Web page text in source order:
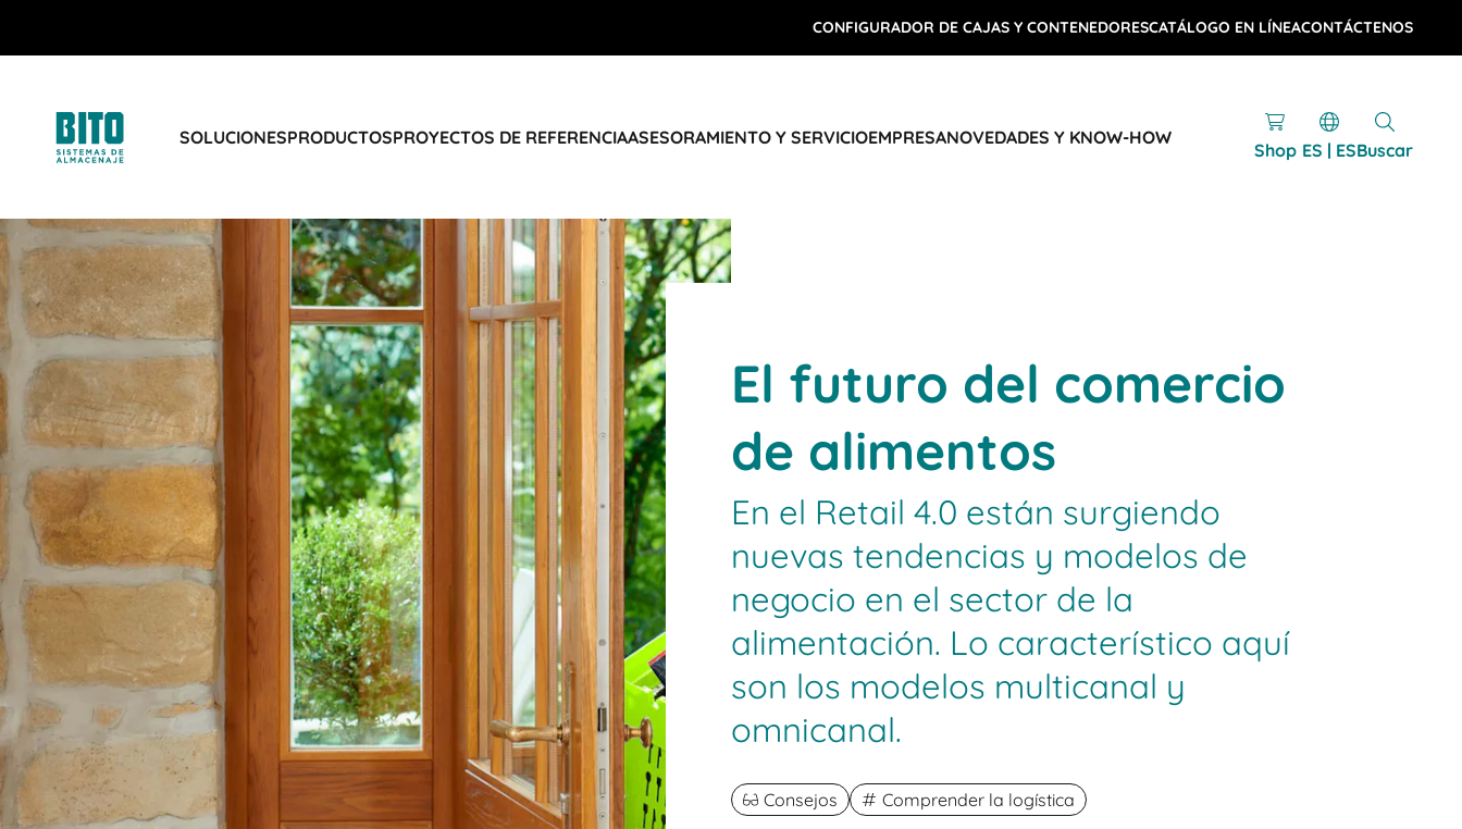
CONFIGURADOR DE CAJAS Y CONTENEDORESCATÁLOGO EN LÍNEACONTÁCTENOS
SOLUCIONESPRODUCTOSPROYECTOS DE REFERENCIAASESORAMIENTO Y SERVICIOEMPRESANOVEDADES Y KNOW-HOW
Shop ES | ESBuscar
El futuro del comercio
de alimentos
En el Retail 4.0 están surgiendo
nuevas tendencias y modelos de
negocio en el sector de la
alimentación. Lo característico aquí
son los modelos multicanal y
omnicanal.
Consejos Comprender la logística